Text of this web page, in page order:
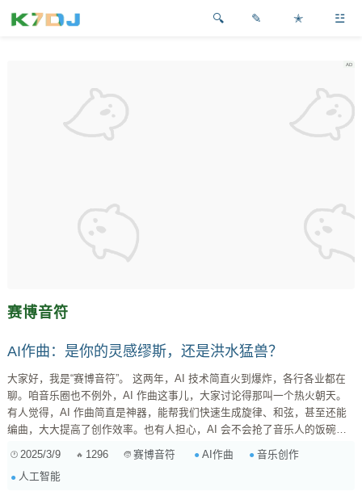
✎ ✭ ☳
赛博音符
AI作曲：是你的灵感缪斯，还是洪水猛兽？
大家好，我是“赛博音符”。 这两年，AI 技术简直火到爆炸，各行各业都在
聊。咱音乐圈也不例外，AI 作曲这事儿，大家讨论得那叫一个热火朝天。
有人觉得，AI 作曲简直是神器，能帮我们快速生成旋律、和弦，甚至还能
编曲，大大提高了创作效率。也有人担心，AI 会不会抢了音乐人的饭碗，
看看它到底是你的灵感缪斯，还是洪水猛兽？ 一、 AI 作曲：它都能干啥？
2025/3/9 1296 赛博音符 AI作曲
音乐创作
人工智能